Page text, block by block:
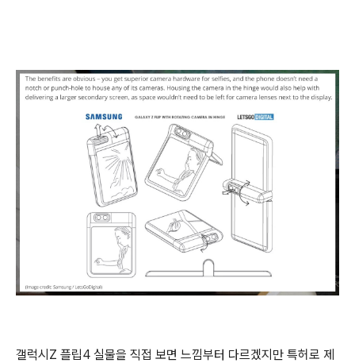
갤럭시Z 플립4 실물을 직접 보면 느낌부터 다르겠지만 특허로 제